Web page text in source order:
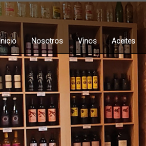
Inicio Nosotros Vinos Aceites